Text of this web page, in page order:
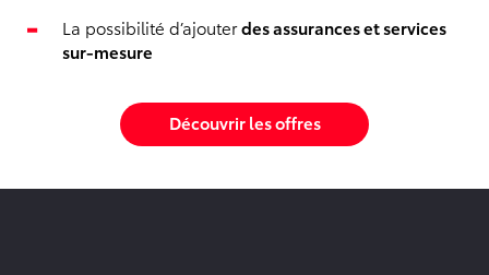
La possibilité d’ajouterdes assurances et services
sur-mesure
Découvrir les offres